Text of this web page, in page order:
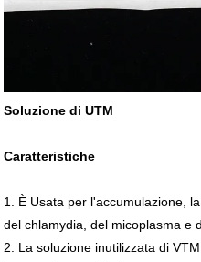
Soluzione di UTM
Caratteristiche
1. È Usata per l'accumulazione,
del chlamydia, del micoplasma e
2. La soluzione inutilizzata di